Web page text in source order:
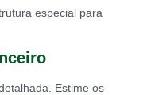
especial para
Estime os